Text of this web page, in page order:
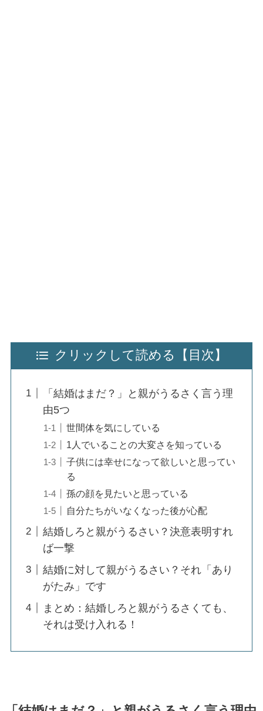
クリックして読める【目次】
「結婚はまだ？」と親がうるさく言う理
由5つ
世間体を気にしている
1人でいることの大変さを知っている
子供には幸せになって欲しいと思ってい
る
孫の顔を見たいと思っている
自分たちがいなくなった後が心配
結婚しろと親がうるさい？決意表明すれ
ば一撃
結婚に対して親がうるさい？それ「あり
がたみ」です
まとめ：結婚しろと親がうるさくても、
それは受け入れる！